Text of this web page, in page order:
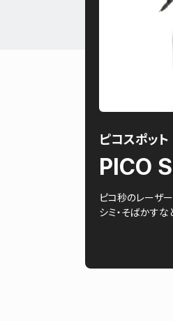
ピコスポット
PICO
ピコ秒のレーザ
シミ・そばかす